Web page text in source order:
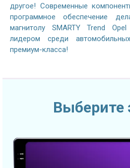
другое! Современные
программное обеспечение
магнитолу SMARTY Trend
лидером среди
премиум-класса!
Выберите